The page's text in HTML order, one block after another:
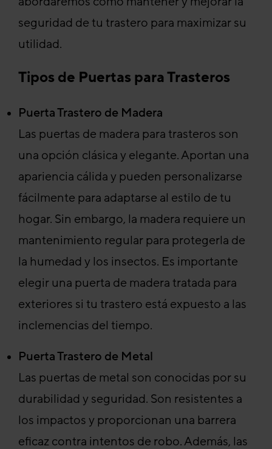
seguridad de tu trastero para maximizar su
utilidad.
Tipos de Puertas para Trasteros
Puerta Trastero de Madera
Las puertas de madera para trasteros son
una opción clásica y elegante. Aportan una
apariencia cálida y pueden personalizarse
fácilmente para adaptarse al estilo de tu
hogar. Sin embargo, la madera requiere un
mantenimiento regular para protegerla de
la humedad y los insectos. Es importante
elegir una puerta de madera tratada para
exteriores si tu trastero está expuesto a las
inclemencias del tiempo.
Puerta Trastero de Metal
Las puertas de metal son conocidas por su
durabilidad y seguridad. Son resistentes a
los impactos y proporcionan una barrera
eficaz contra intentos de robo. Además, las